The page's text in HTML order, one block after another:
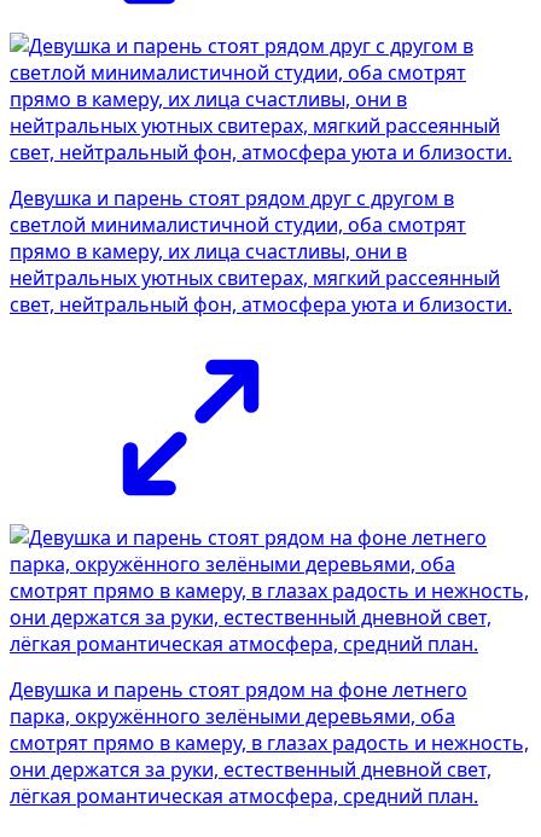
Девушка и парень стоят рядом друг с другом в
светлой минималистичной студии, оба смотрят
прямо в камеру, их лица счастливы, они в
нейтральных уютных свитерах, мягкий рассеянный
свет, нейтральный фон, атмосфера уюта и близости.
Девушка и парень стоят рядом на фоне летнего
парка, окружённого зелёными деревьями, оба
смотрят прямо в камеру, в глазах радость и нежность,
они держатся за руки, естественный дневной свет,
лёгкая романтическая атмосфера, средний план.